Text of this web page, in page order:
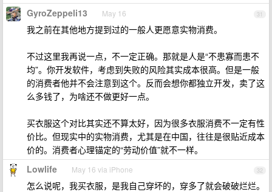
31
GyroZeppeli13 May 16
我之前在其他地方提到过的一般人更愿意实物消费。
不过这里我再说一点，不一定正确。那就是人是“不患寡而患不
均”。你开发软件，考虑到失败的风险其实成本很高。但是一般
的消费者他并不会注意到这个。反而会想你都独立开发，卖了这
么多钱了，为啥还不做更好一点。
买衣服这个对比其实还不算太好，因为很多衣服消费不一定有性
价比。但现实中的实物消费，尤其是在中国，往往是很贴近成本
价的。消费者心理锚定的“劳动价值”就不一样。
32
Lowlife May 16 via iPhone
怎么说呢，我买衣服，是我自己穿坏的，穿多了就会破破烂烂。